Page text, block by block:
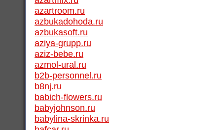
azartroom.ru
azbukadohoda.ru
azbukasoft.ru
aziya-grupp.ru
aziz-bebe.ru
azmol-ural.ru
b2b-personnel.ru
b8nj.ru
babich-flowers.ru
babyjohnson.ru
babylina-skrinka.ru